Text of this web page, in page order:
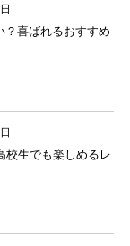
？喜ばれるおすすめ
生でも楽しめるレ